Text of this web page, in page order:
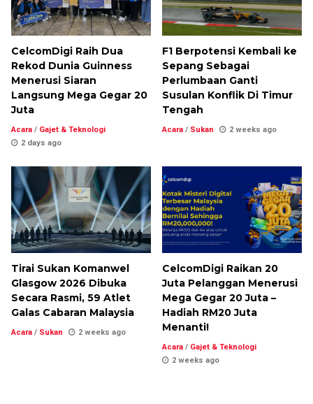
CelcomDigi Raih Dua
Rekod Dunia Guinness
Menerusi Siaran
Langsung Mega Gegar 20
Juta
Acara / Gajet & Teknologi
2 days ago
F1 Berpotensi Kembali ke
Sepang Sebagai
Perlumbaan Ganti
Susulan Konflik Di Timur
Tengah
Acara / Sukan 2 weeks ago
Tirai Sukan Komanwel
Glasgow 2026 Dibuka
Secara Rasmi, 59 Atlet
Galas Cabaran Malaysia
Acara / Sukan 2 weeks ago
CelcomDigi Raikan 20
Juta Pelanggan Menerusi
Mega Gegar 20 Juta –
Hadiah RM20 Juta
Menanti!
Acara / Gajet & Teknologi
2 weeks ago